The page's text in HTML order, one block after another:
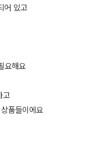
어 있고
요해요
고
품들이에요